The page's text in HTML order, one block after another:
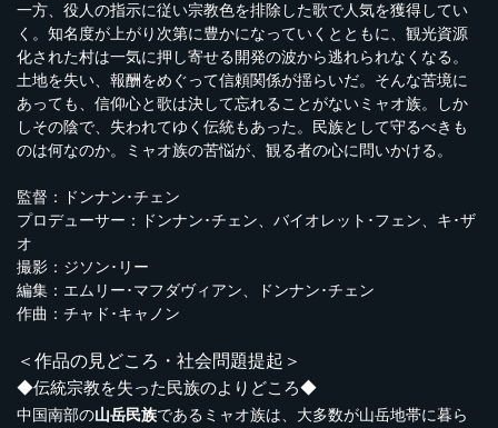
一方、役人の指示に従い宗教色を排除した歌で人気を獲得してい
く。知名度が上がり次第に豊かになっていくとともに、観光資源
化された村は一気に押し寄せる開発の波から逃れられなくなる。
土地を失い、報酬をめぐって信頼関係が揺らいだ。そんな苦境に
あっても、信仰心と歌は決して忘れることがないミャオ族。しか
しその陰で、失われてゆく伝統もあった。民族として守るべきも
のは何なのか。ミャオ族の苦悩が、観る者の心に問いかける。
監督：ドンナン･チェン
プロデューサー：ドンナン･チェン、バイオレット･フェン、キ･ザ
オ
撮影：ジソン･リー
編集：エムリー･マフダヴィアン、ドンナン･チェン
作曲：チャド･キャノン
＜作品の見どころ・社会問題提起＞
◆伝統宗教を失った民族のよりどころ◆
中国南部の山岳民族であるミャオ族は、大多数が山岳地帯に暮ら